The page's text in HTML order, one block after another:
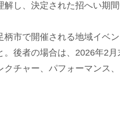
解し、決定された招へい期
柄市で開催される地域イベ
後者の場合は、 2026年2
チャー、パフォーマンス